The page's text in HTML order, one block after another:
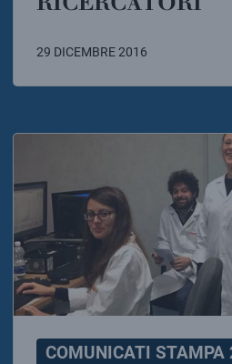
29 DICEMBRE 2016
COMUNICATI STAMPA